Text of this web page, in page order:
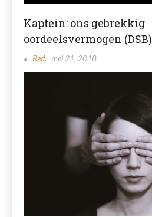
Kaptein: ons gebrekkig
oordeelsvermogen (DSB)
Red. mei 21, 2018